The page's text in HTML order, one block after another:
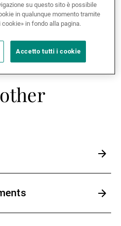
su questo sito è possibile
in qualunque momento tramite
in fondo alla pagina.
Accetto tutti i cookie